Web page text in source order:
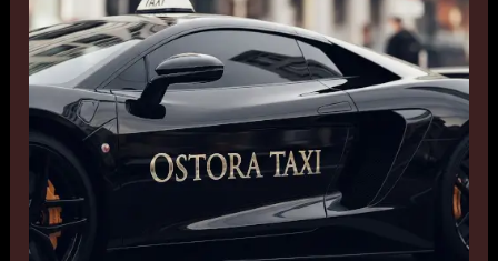
أفضل
خدمة
توصيل
24
ساعة
في
الكويت